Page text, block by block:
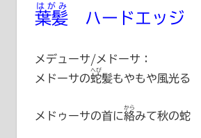
葉髪
はがみ
ハードエッジ
メデューサ/メドーサ：
メドーサの蛇
へび
髪もやもや風光る
メドゥーサの首に絡
から
みて秋の蛇